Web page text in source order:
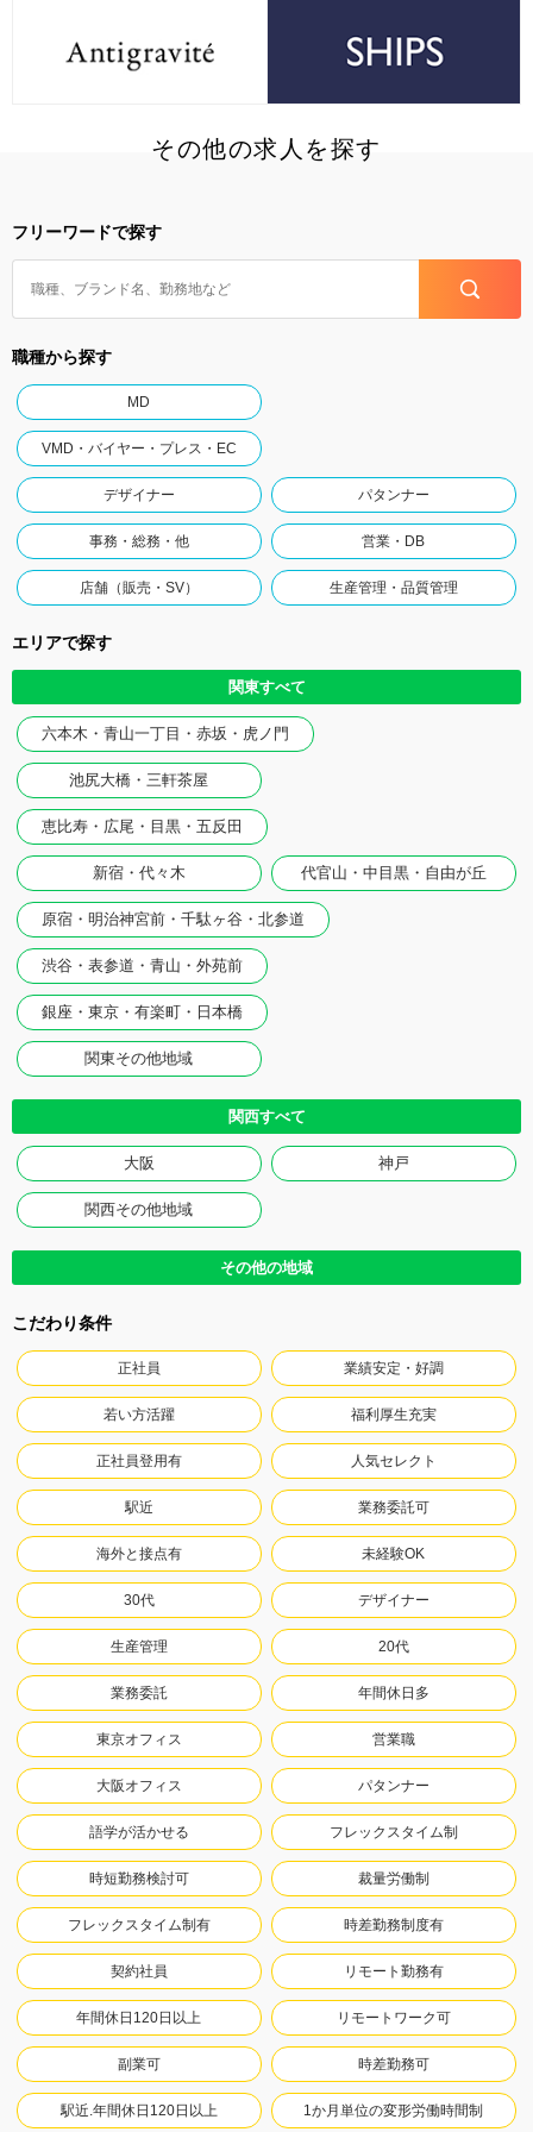
その他の求人を探す
フリーワードで探す
職種から探す
MD
VMD・バイヤー・プレス・EC
デザイナー パタンナー
事務・総務・他 営業・DB
店舗（販売・SV） 生産管理・品質管理
エリアで探す
関東すべて
六本木・青山一丁目・赤坂・虎ノ門
池尻大橋・三軒茶屋
恵比寿・広尾・目黒・五反田
新宿・代々木 代官山・中目黒・自由が丘
原宿・明治神宮前・千駄ヶ谷・北参道
渋谷・表参道・青山・外苑前
銀座・東京・有楽町・日本橋
関東その他地域
関西すべて
大阪 神戸
関西その他地域
その他の地域
こだわり条件
正社員 業績安定・好調
若い方活躍 福利厚生充実
正社員登用有 人気セレクト
駅近 業務委託可
海外と接点有 未経験OK
30代 デザイナー
生産管理 20代
業務委託 年間休日多
東京オフィス 営業職
大阪オフィス パタンナー
語学が活かせる フレックスタイム制
時短勤務検討可 裁量労働制
フレックスタイム制有 時差勤務制度有
契約社員 リモート勤務有
年間休日120日以上 リモートワーク可
副業可 時差勤務可
駅近.年間休日120日以上 1か月単位の変形労働時間制